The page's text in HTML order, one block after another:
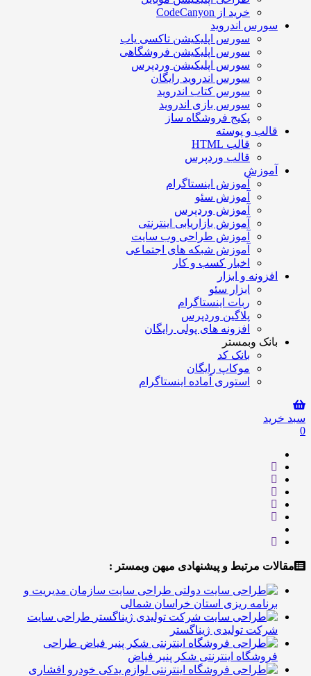
خرید از CodeCanyon
اندروید
سورس اپلیکیشن تاکسی یاب
سورس اپلیکیشن فروشگاهی
سورس اپلیکیشن وردپرس
سورس اندروید رایگان
سورس کتاب اندروید
سورس بازی اندروید
پکیج فروشگاه ساز
و پوسته
قالب HTML
قالب وردپرس
آموزش اینستاگرام
آموزش سئو
آموزش وردپرس
آموزش بازاریابی اینترنتی
آموزش طراحی وب سایت
آموزش شبکه های اجتماعی
اخبار کسب و کار
و ابزار
ابزار سئو
ربات اینستاگرام
پلاگین وردپرس
افزونه های پولی رایگان
وبمستر
بانک کد
موکاپ رایگان
استوری آماده اینستاگرام
مرتبط و پیشنهادی میهن وبمستر :
طراحی سایت سازمان مدیریت و
ریزی استان خراسان شمالی
طراحی سایت
تولیدی ژیناگستر
طراحی
اینترنتی شکر پنیر فیاض